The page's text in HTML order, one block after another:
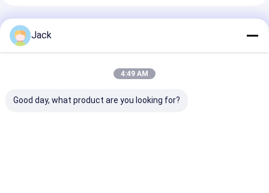
अनुशंसित उत्पाद
Jack
4:49 AM
Good day, what product are you looking for?